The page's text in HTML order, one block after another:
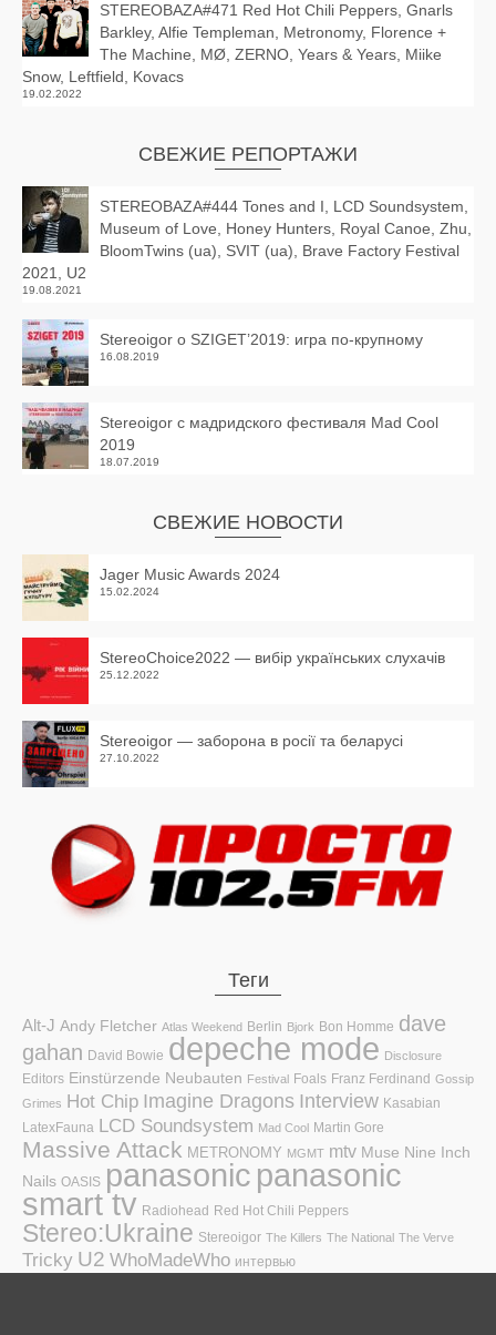
STEREOBAZA#471 Red Hot Chili Peppers, Gnarls
Barkley, Alfie Templeman, Metronomy, Florence +
The Machine, MØ, ZERNO, Years & Years, Miike
Snow, Leftfield, Kovacs
19.02.2022
СВЕЖИЕ РЕПОРТАЖИ
STEREOBAZA#444 Tones and I, LCD Soundsystem,
Museum of Love, Honey Hunters, Royal Canoe, Zhu,
BloomTwins (ua), SVIT (ua), Brave Factory Festival
2021, U2
19.08.2021
Stereoigor о SZIGET’2019: игра по-крупному
16.08.2019
Stereoigor с мадридского фестиваля Mad Cool
2019
18.07.2019
СВЕЖИЕ НОВОСТИ
Jager Music Awards 2024
15.02.2024
StereoChoice2022 — вибір українських слухачів
25.12.2022
Stereoigor — заборона в росії та беларусі
27.10.2022
Теги
Alt-J Andy Fletcher Atlas Weekend Berlin Bjork Bon Homme dave
gahan David Bowie depeche mode Disclosure
Editors Einstürzende Neubauten Festival Foals Franz Ferdinand Gossip
Grimes Hot Chip Imagine Dragons Interview Kasabian
LatexFauna LCD Soundsystem Mad Cool Martin Gore
Massive Attack METRONOMY MGMT mtv Muse Nine Inch
Nails OASIS panasonic panasonic
smart tv Radiohead Red Hot Chili Peppers
Stereo:Ukraine Stereoigor The Killers The National The Verve
Tricky U2 WhoMadeWho интервью